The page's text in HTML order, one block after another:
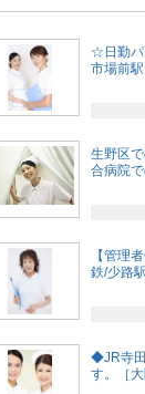
☆日勤パ
市場前
生野区
合病院
【管理
鉄/少路
◆JR寺
す。［